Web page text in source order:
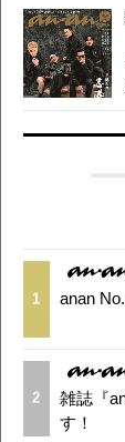
1 anan
2
雑誌『
す！